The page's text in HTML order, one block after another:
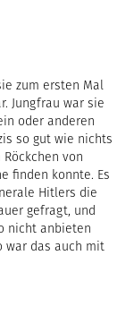
zum ersten Mal
Jungfrau war sie
oder anderen
so gut wie nichts
von
finden konnte. Es
Hitlers die
gefragt, und
nicht anbieten
war das auch mit